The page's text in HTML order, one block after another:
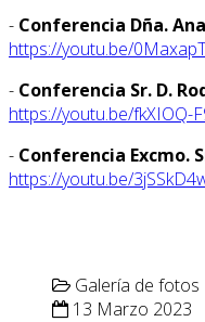
- Conferencia Dña.
https://youtu.be/
- Conferencia Sr. D.
https://youtu.be/fkXIOQ-
- Conferencia Excmo.
https://youtu.be/
Galería de fotos
13 Marzo 2023